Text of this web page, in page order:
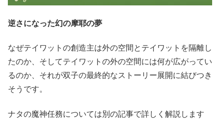
逆さになった幻の摩耶の夢
なぜテイワットの創造主は外の空間とテイワットを隔離し
たのか、そしてテイワットの外の空間には何が広がってい
るのか、それが双子の最終的なストーリー展開に結びつき
そうです。
ナタの魔神任務については別の記事で詳しく解説します